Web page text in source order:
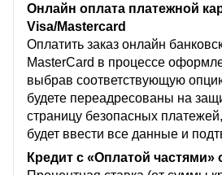
Онлайн оплата платежной
Visa/Mastercard
Оплатить заказ онлайн
MasterCard в процессе
выбрав соответствующую
будете переадресованы на
страницу безопасных
будет ввести все данные и
Кредит с «Оплатой частями»